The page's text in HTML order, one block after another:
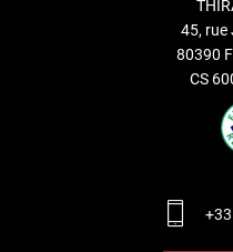
électriques permettant
Le degré de sûreté pour les
sophistication de leur
la fonction souhaitée. Pour
propose des modèles de
de vos besoins en sécurité,
Découvrez également notre
45, rue
80390
CS